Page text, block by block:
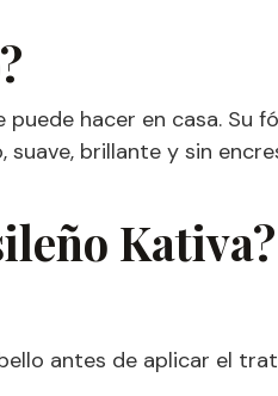
hacer en casa. Su
brillante y sin
Kativa?
antes de aplicar el